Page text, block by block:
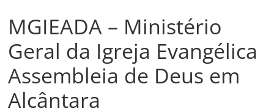
MGIEADA – Ministério
Geral da Igreja Evangélica
Assembleia de Deus em
Alcântara